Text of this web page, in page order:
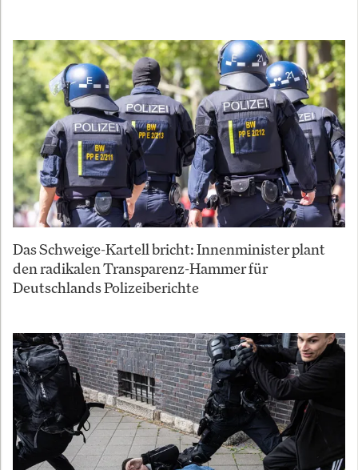
Das Schweige-Kartell bricht: Innenminister plant
den radikalen Transparenz-Hammer für
Deutschlands Polizeiberichte